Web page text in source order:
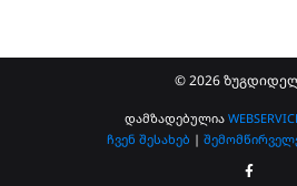
© 2026
დამზადებულია
ჩვენ შესახებ |